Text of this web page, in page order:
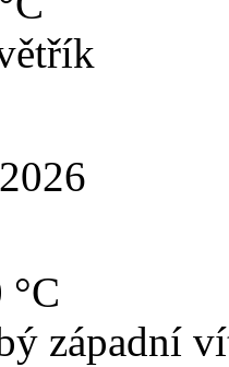
°C
západní